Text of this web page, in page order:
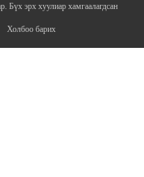
Бүх эрх хуулиар хамгаалагдсан
Холбоо барих